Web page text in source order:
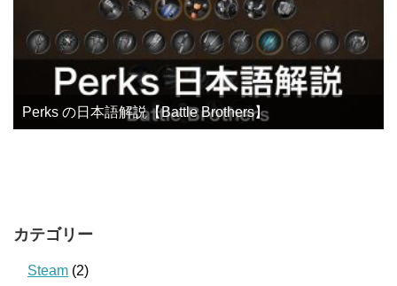
Perks の日本語解説【Battle Brothers】
カテゴリー
Steam (2)